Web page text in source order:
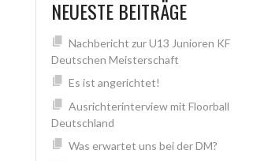
NEUESTE BEITRÄGE
Nachbericht zur U13 Junioren KF
Deutschen Meisterschaft
Es ist angerichtet!
Ausrichterinterview mit Floorball
Deutschland
Was erwartet uns bei der DM?